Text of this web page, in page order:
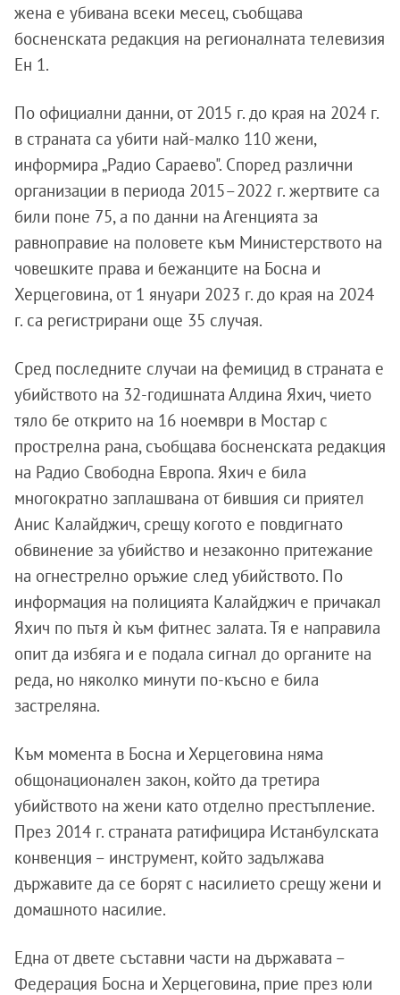
жена е убивана всеки месец, съобщава
босненската редакция на регионалната телевизия
Ен 1.
По официални данни, от 2015 г. до края на 2024 г.
в страната са убити най-малко 110 жени,
информира „Радио Сараево". Според различни
организации в периода 2015–2022 г. жертвите са
били поне 75, а по данни на Агенцията за
равноправие на половете към Министерството на
човешките права и бежанците на Босна и
Херцеговина, от 1 януари 2023 г. до края на 2024
г. са регистрирани още 35 случая.
Сред последните случаи на фемицид в страната е
убийството на 32-годишната Алдина Яхич, чието
тяло бе открито на 16 ноември в Мостар с
прострелна рана, съобщава босненската редакция
на Радио Свободна Европа. Яхич е била
многократно заплашвана от бившия си приятел
Анис Калайджич, срещу когото е повдигнато
обвинение за убийство и незаконно притежание
на огнестрелно оръжие след убийството. По
информация на полицията Калайджич е причакал
Яхич по пътя ѝ към фитнес залата. Тя е направила
опит да избяга и е подала сигнал до органите на
реда, но няколко минути по-късно е била
застреляна.
Към момента в Босна и Херцеговина няма
общонационален закон, който да третира
убийството на жени като отделно престъпление.
През 2014 г. страната ратифицира Истанбулската
конвенция – инструмент, който задължава
държавите да се борят с насилието срещу жени и
домашното насилие.
Една от двете съставни части на държавата –
Федерация Босна и Херцеговина, прие през юли